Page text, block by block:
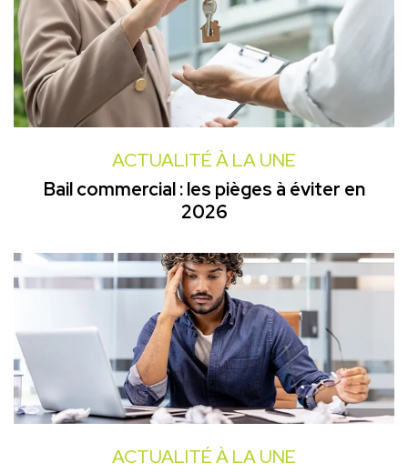
ACTUALITÉ À LA UNE
Bail commercial : les pièges à éviter en
2026
ACTUALITÉ À LA UNE